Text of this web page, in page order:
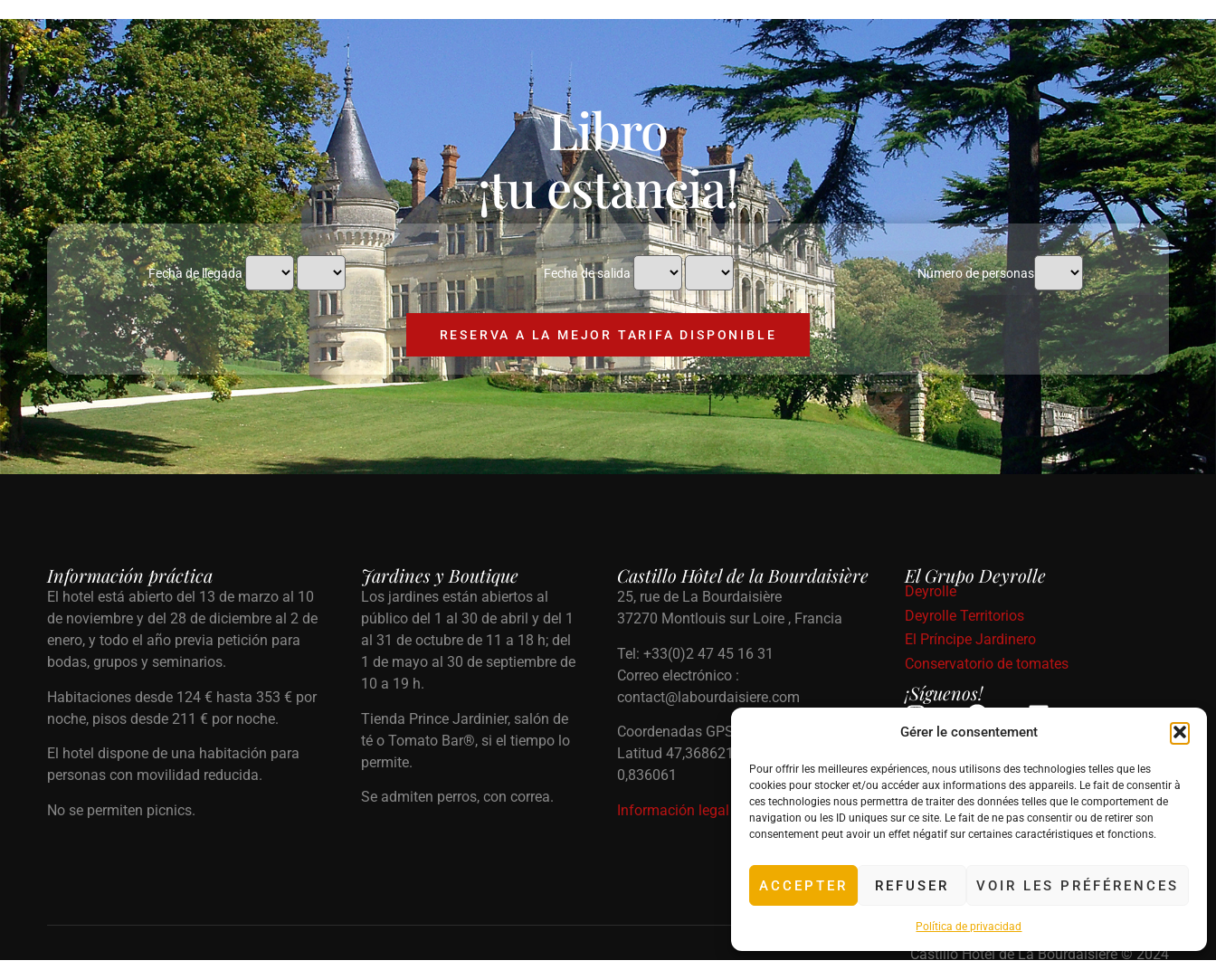
Gérer le consentement
Pour offrir les meilleures expériences, nous utilisons des technologies telles que les
cookies pour stocker et/ou accéder aux informations des appareils. Le fait de consentir à
ces technologies nous permettra de traiter des données telles que le comportement de
navigation ou les ID uniques sur ce site. Le fait de ne pas consentir ou de retirer son
consentement peut avoir un effet négatif sur certaines caractéristiques et fonctions.
ACCEPTER REFUSER VOIR LES PRÉFÉRENCES
Política de privacidad
Libro
¡tu estancia!
Fecha de llegada Fecha de salida Número de personas
Información práctica
El hotel está abierto del 13 de marzo al 10
de noviembre y del 28 de diciembre al 2 de
enero, y todo el año previa petición para
bodas, grupos y seminarios.
Habitaciones desde 124 € hasta 353 € por
noche, pisos desde 211 € por noche.
El hotel dispone de una habitación para
personas con movilidad reducida.
No se permiten picnics.
Jardines y Boutique
Los jardines están abiertos al
público del 1 al 30 de abril y del 1
al 31 de octubre de 11 a 18 h; del
1 de mayo al 30 de septiembre de
10 a 19 h.
Tienda Prince Jardinier, salón de
té o Tomato Bar®, si el tiempo lo
permite.
Se admiten perros, con correa.
Castillo Hôtel de la Bourdaisière
25, rue de La Bourdaisière
37270 Montlouis sur Loire , Francia
Tel: +33(0)2 47 45 16 31
Correo electrónico :
contact@labourdaisiere.com
Coordenadas GPS :
Latitud 47,368621 – Longitud
0,836061
Información legal
El Grupo Deyrolle
Deyrolle
Deyrolle Territorios
El Príncipe Jardinero
Conservatorio de tomates
¡Síguenos!
Castillo Hotel de La Bourdaisière © 2024